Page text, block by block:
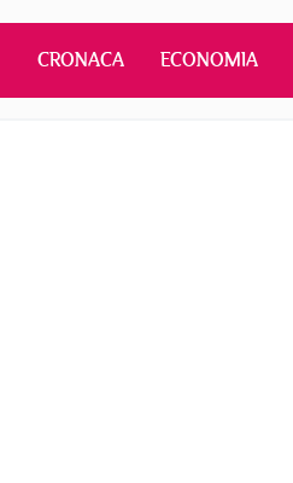
CRONACA ECONOMIA